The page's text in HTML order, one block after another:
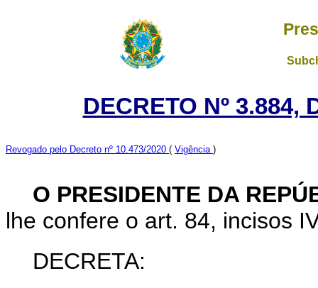
DECRETO Nº 3.884,
Revogado pelo Decreto nº 10.473/2020 ( Vigência )
O PRESIDENTE DA
lhe confere o art. 84, incisos
DECRETA: